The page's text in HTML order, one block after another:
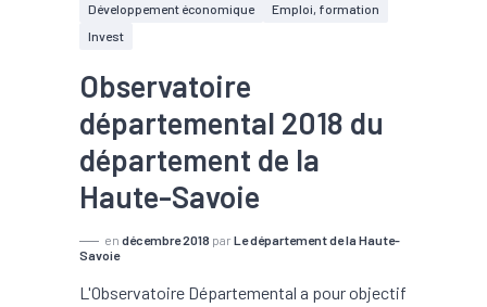
Développement économique
Emploi, formation
Invest
Observatoire
départemental 2018 du
département de la
Haute-Savoie
en décembre 2018 par Le département de la Haute-
Savoie
L'Observatoire Départemental a pour objectif